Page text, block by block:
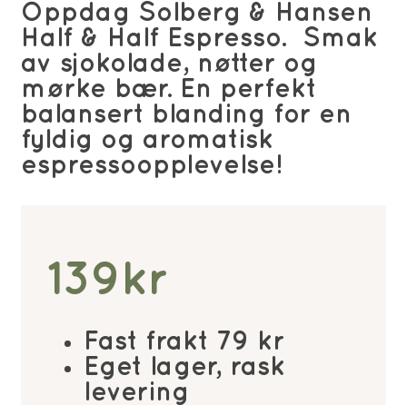
Oppdag Solberg & Hansen
Half & Half Espresso. Smak
av sjokolade, nøtter og
mørke bær. En perfekt
balansert blanding for en
fyldig og aromatisk
espressoopplevelse!
139 kr
Fast frakt 79 kr
Eget lager, rask
levering